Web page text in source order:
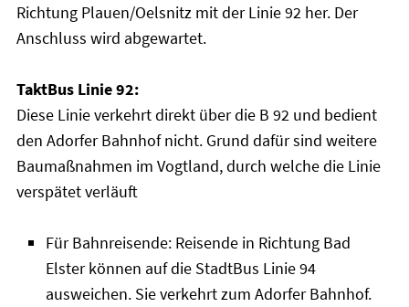
Richtung Plauen/Oelsnitz mit der Linie 92 her. Der
Anschluss wird abgewartet.
TaktBus Linie 92:
Diese Linie verkehrt direkt über die B 92 und bedient
den Adorfer Bahnhof nicht. Grund dafür sind weitere
Baumaßnahmen im Vogtland, durch welche die Linie
verspätet verläuft
Für Bahnreisende: Reisende in Richtung Bad
Elster können auf die StadtBus Linie 94
ausweichen. Sie verkehrt zum Adorfer Bahnhof.